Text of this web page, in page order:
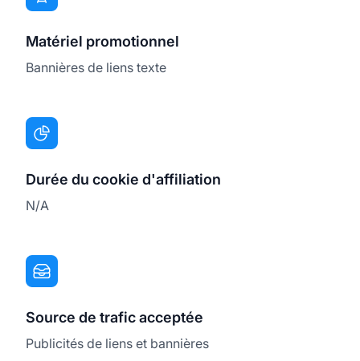
Matériel promotionnel
Bannières de liens texte
Durée du cookie d'affiliation
N/A
Source de trafic acceptée
Publicités de liens et bannières